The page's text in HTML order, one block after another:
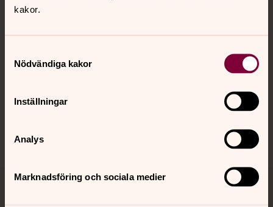
kakor.
Nödvändiga kakor
Inställningar
Analys
Marknadsföring och sociala medier
Kalender
Sociala kanaler